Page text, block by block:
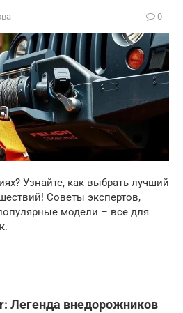
0
Узнайте, как выбрать лучший
Советы экспертов,
модели – все для
Легенда внедорожников